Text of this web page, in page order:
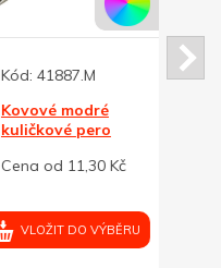
Kód: 41887.M
Kovové modré
kuličkové pero
Cena od 11,30 Kč
VLOŽIT DO VÝBĚRU
Kód: